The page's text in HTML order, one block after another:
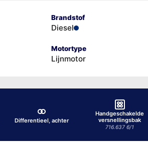
Brandstof
Diesel
Motortype
Lijnmotor
Differentieel, achter
Handgeschakelde
versnellingsbak
716.637 6/1